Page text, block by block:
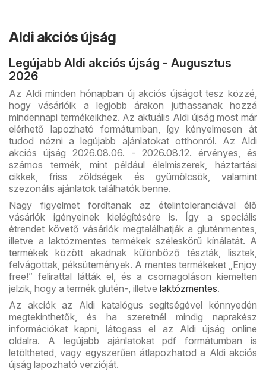
Aldi akciós újság
Legújabb Aldi akciós újság - Augusztus
2026
Az Aldi minden hónapban új akciós újságot tesz közzé,
hogy vásárlóik a legjobb árakon juthassanak hozzá
mindennapi termékeikhez. Az aktuális Aldi újság most már
elérhető lapozható formátumban, így kényelmesen át
tudod nézni a legújabb ajánlatokat otthonról. Az Aldi
akciós újság 2026.08.06. - 2026.08.12. érvényes, és
számos termék, mint például élelmiszerek, háztartási
cikkek, friss zöldségek és gyümölcsök, valamint
szezonális ajánlatok találhatók benne.
Nagy figyelmet fordítanak az ételintoleranciával élő
vásárlók igényeinek kielégítésére is. Így a speciális
étrendet követő vásárlók megtalálhatják a gluténmentes,
illetve a laktózmentes termékek széleskörű kínálatát. A
termékek között akadnak különböző tészták, lisztek,
felvágottak, péksütemények. A mentes termékeket „Enjoy
free!” felirattal látták el, és a csomagoláson kiemelten
jelzik, hogy a termék glutén-, illetve laktózmentes.
Az akciók az Aldi katalógus segítségével könnyedén
megtekinthetők, és ha szeretnél mindig naprakész
információkat kapni, látogass el az Aldi újság online
oldalra. A legújabb ajánlatokat pdf formátumban is
letöltheted, vagy egyszerűen átlapozhatod a Aldi akciós
újság lapozható verzióját.